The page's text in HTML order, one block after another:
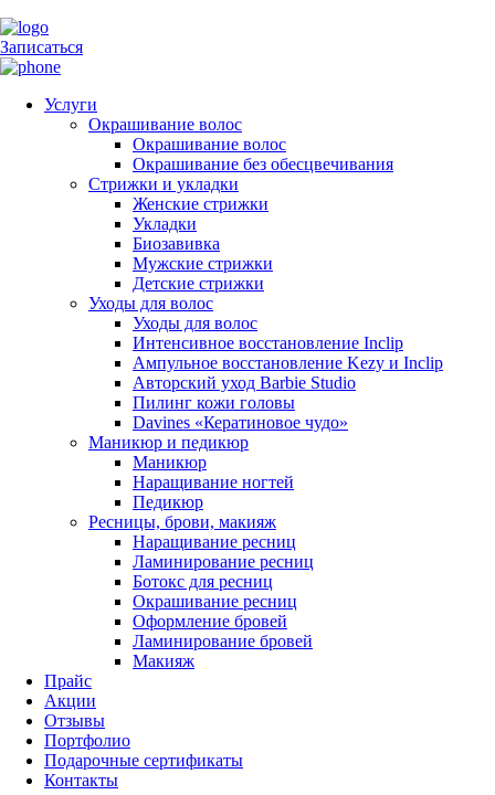
Записаться
Услуги
Окрашивание волос
Окрашивание волос
Окрашивание без обесцвечивания
Стрижки и укладки
Женские стрижки
Укладки
Биозавивка
Мужские стрижки
Детские стрижки
Уходы для волос
Уходы для волос
Интенсивное восстановление Inclip
Ампульное восстановление Kezy и Inclip
Авторский уход Barbie Studio
Пилинг кожи головы
Davines «Кератиновое чудо»
Маникюр и педикюр
Маникюр
Наращивание ногтей
Педикюр
Ресницы, брови, макияж
Наращивание ресниц
Ламинирование ресниц
Ботокс для ресниц
Окрашивание ресниц
Оформление бровей
Ламинирование бровей
Макияж
Прайс
Акции
Отзывы
Портфолио
Подарочные сертификаты
Контакты